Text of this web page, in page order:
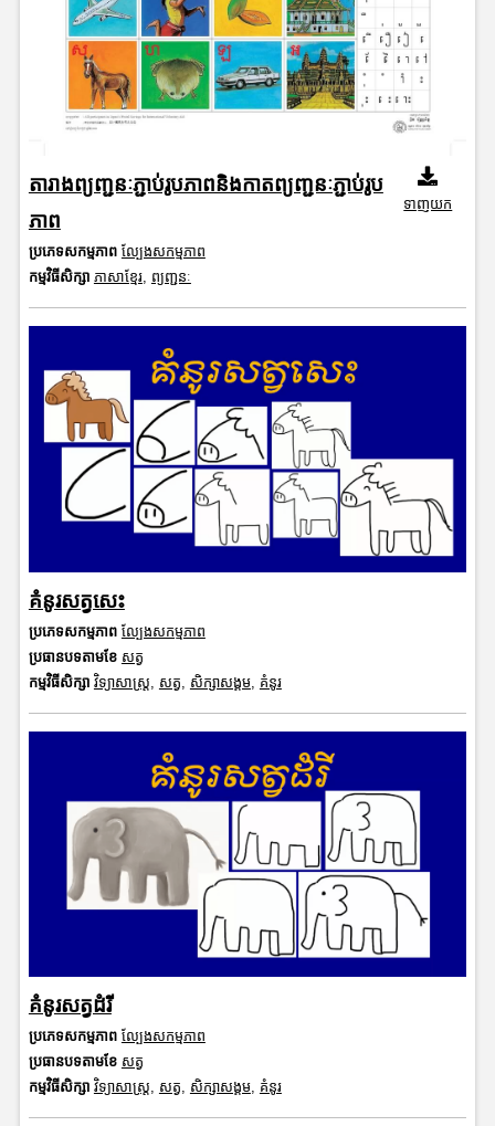
តារាងព្យញ្ជនៈភ្ជាប់រូបភាពនិងកាតព្យញ្ជនៈភ្ជាប់រូប
ភាព
ប្រភេទសកម្មភាព ល្បែងសកម្មភាព
កម្មវិធីសិក្សា ភាសាខ្មែរ, ព្យញ្ជនៈ
ទាញយក
គំនូរសត្វសេះ
ប្រភេទសកម្មភាព ល្បែងសកម្មភាព
ប្រធានបទតាមខែ សត្វ
កម្មវិធីសិក្សា វិទ្យាសាស្រ្ត សត្វ សិក្សាសង្គម, គំនូរ
គំនូរសត្វដំរី
ប្រភេទសកម្មភាព ល្បែងសកម្មភាព
ប្រធានបទតាមខែ សត្វ
កម្មវិធីសិក្សា វិទ្យាសាស្រ្ត, សត្វ, សិក្សាសង្គម, គំនូរ